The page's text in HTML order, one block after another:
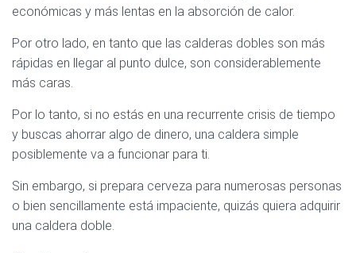
económicas y más lentas en la absorción de calor.
Por otro lado, en tanto que las calderas dobles son más
rápidas en llegar al punto dulce, son considerablemente
más caras.
Por lo tanto, si no estás en una recurrente crisis de tiempo
y buscas ahorrar algo de dinero, una caldera simple
posiblemente va a funcionar para ti.
Sin embargo, si prepara cerveza para numerosas personas
o bien sencillamente está impaciente, quizás quiera adquirir
una caldera doble.